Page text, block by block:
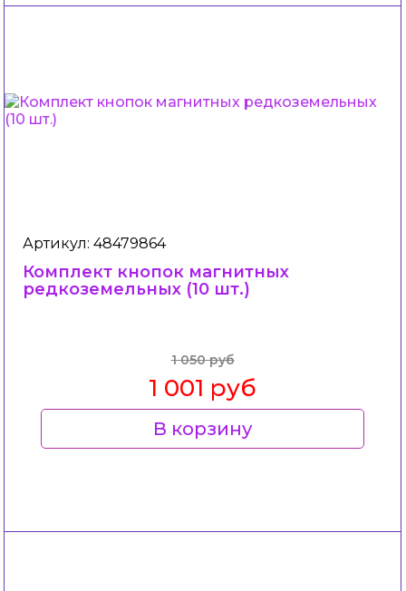
Артикул: 48479864
Комплект кнопок магнитных
редкоземельных (10 шт.)
1 050 руб
1 001 руб
В корзину